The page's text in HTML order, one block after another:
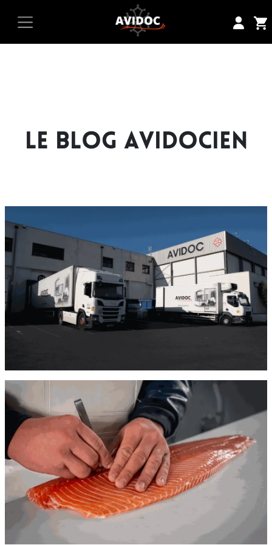
LE BLOG AVIDOCIEN